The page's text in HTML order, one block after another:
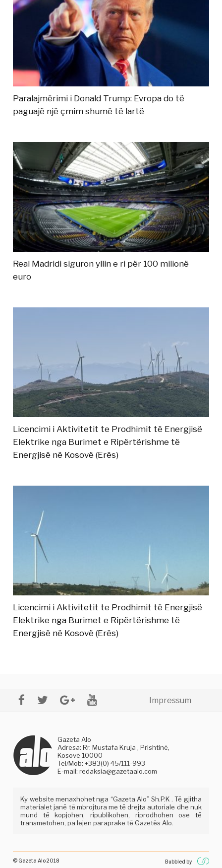
Paralajmërimi i Donald Trump: Evropa do të
paguajë një çmim shumë të lartë
Real Madridi siguron yllin e ri për 100 milionë
euro
Licencimi i Aktivitetit te Prodhimit të Energjisë
Elektrike nga Burimet e Ripërtërishme të
Energjisë në Kosovë (Erës)
Licencimi i Aktivitetit te Prodhimit të Energjisë
Elektrike nga Burimet e Ripërtërishme të
Energjisë në Kosovë (Erës)
Impressum
Gazeta Alo
Adresa: Rr. Mustafa Kruja , Prishtinë,
Kosovë 10000
Tel/Mob: +383(0) 45/111-993
E-mail:redaksia@gazetaalo.com
Ky website menaxhohet nga “Gazeta Alo” Sh.P.K . Të gjitha
materialet janë të mbrojtura me të drejta autoriale dhe nuk
mund të kopjohen, ripublikohen, riprodhohen ose të
transmetohen, pa lejen paraprake të Gazetës Alo.
© Gazeta Alo 2018 Bubbled by